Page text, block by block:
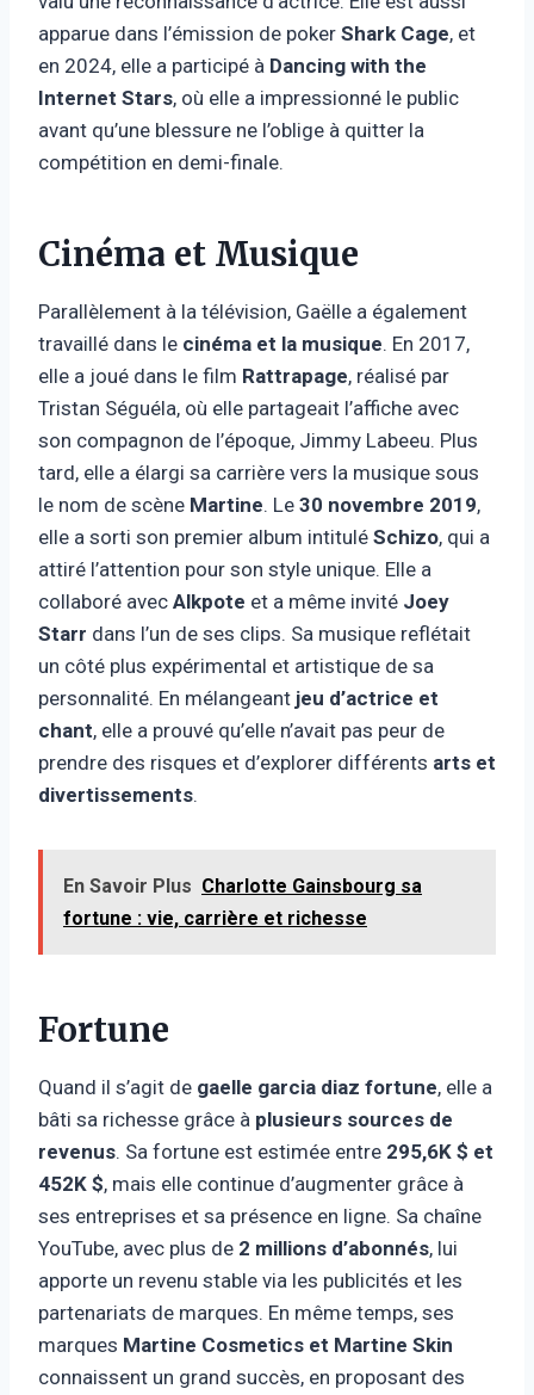
apparue dans l’émission de poker Shark Cage, et
en 2024, elle a participé à Dancing with the
Internet Stars, où elle a impressionné le public
avant qu’une blessure ne l’oblige à quitter la
compétition en demi-finale.
Cinéma et Musique
Parallèlement à la télévision, Gaëlle a également
travaillé dans le cinéma et la musique. En 2017,
elle a joué dans le film Rattrapage, réalisé par
Tristan Séguéla, où elle partageait l’affiche avec
son compagnon de l’époque, Jimmy Labeeu. Plus
tard, elle a élargi sa carrière vers la musique sous
le nom de scène Martine. Le 30 novembre 2019,
elle a sorti son premier album intitulé Schizo, qui a
attiré l’attention pour son style unique. Elle a
collaboré avec Alkpote et a même invité Joey
Starr dans l’un de ses clips. Sa musique reflétait
un côté plus expérimental et artistique de sa
personnalité. En mélangeant jeu d’actrice et
chant, elle a prouvé qu’elle n’avait pas peur de
prendre des risques et d’explorer différents arts et
divertissements.
En Savoir Plus Charlotte Gainsbourg sa
fortune : vie, carrière et richesse
Fortune
Quand il s’agit de gaelle garcia diaz fortune, elle a
bâti sa richesse grâce à plusieurs sources de
revenus. Sa fortune est estimée entre 295,6K $ et
452K $, mais elle continue d’augmenter grâce à
ses entreprises et sa présence en ligne. Sa chaîne
YouTube, avec plus de 2 millions d’abonnés, lui
apporte un revenu stable via les publicités et les
partenariats de marques. En même temps, ses
marques Martine Cosmetics et Martine Skin
connaissent un grand succès, en proposant des